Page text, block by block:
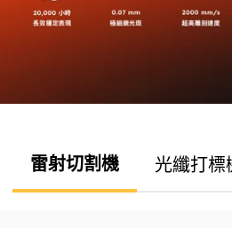
雷射切割機 光纖打標